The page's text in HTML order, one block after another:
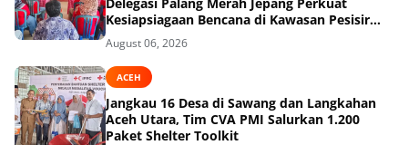
Kesiapsiagaan Bencana di Kawasan Pesisir
dan Sekolah
August 06, 2026
ACEH
Jangkau 16 Desa di Sawang dan Langkahan
Aceh Utara, Tim CVA PMI Salurkan 1.200
Paket Shelter Toolkit